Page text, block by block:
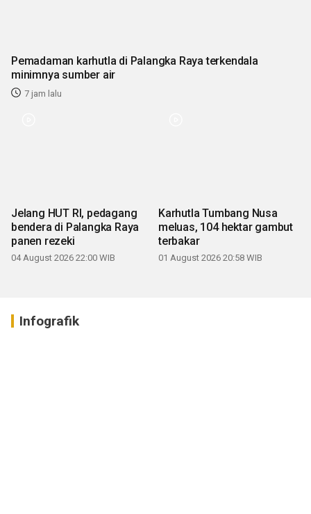
Pemadaman karhutla di Palangka Raya terkendala
minimnya sumber air
7 jam lalu
Jelang HUT RI, pedagang
bendera di Palangka Raya
panen rezeki
04 August 2026 22:00 WIB
Karhutla Tumbang Nusa
meluas, 104 hektar gambut
terbakar
01 August 2026 20:58 WIB
Infografik